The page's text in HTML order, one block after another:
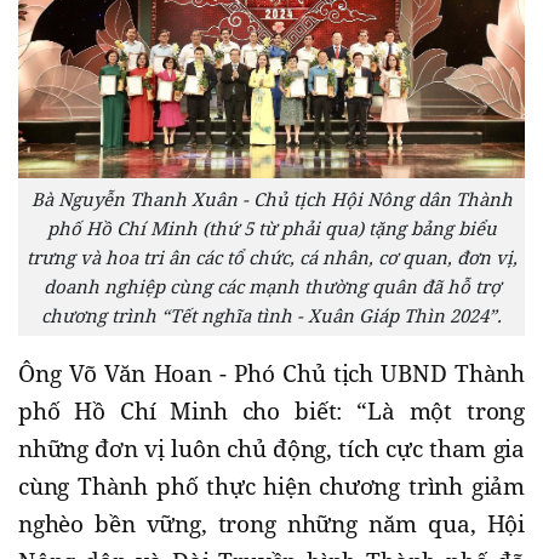
Bà Nguyễn Thanh Xuân - Chủ tịch Hội Nông dân Thành
phố Hồ Chí Minh (thứ 5 từ phải qua) tặng bảng biểu
trưng và hoa tri ân các tổ chức, cá nhân, cơ quan, đơn vị,
doanh nghiệp cùng các mạnh thường quân đã hỗ trợ
chương trình “Tết nghĩa tình - Xuân Giáp Thìn 2024”.
Ông Võ Văn Hoan - Phó Chủ tịch UBND Thành
phố Hồ Chí Minh cho biết: “Là một trong
những đơn vị luôn chủ động, tích cực tham gia
cùng Thành phố thực hiện chương trình giảm
nghèo bền vững, trong những năm qua, Hội